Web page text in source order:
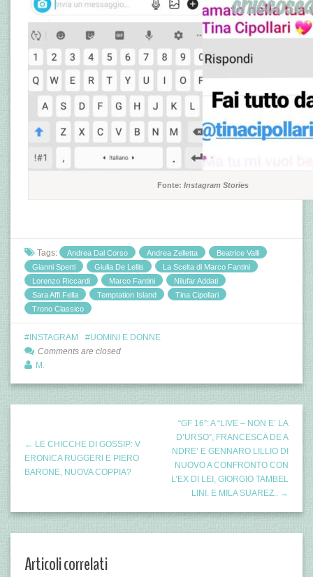
Fonte: Instagram Stories
Tags: Andrea Dal Corso Andrea Zelletta
Beatrice Valli
Gianni Sperti
Giulia De Lellis
La Scelta di Marco Fantini
Lorenzo Riccardi
Marco Fantini
Nilufar Addati
Sara Affi Fella
Temptation Island
Tina Cipollari
Trono Classico
INSTAGRAM
UOMINI E DONNE
Comments are closed
M.
← LE CHICCHE DI GOSSIP: V
ERONICA RUGGERI E PIERO
BARONE, NUOVA COPPIA?
“GF 16”: A “LIVE – NON E’ LA
D’URSO”, FRANCESCA DE A
NDRE’ E GENNARO LILLIO DI
NUOVO A CONFRONTO CON
L’EX DI LEI, GIORGIO TAMBEL
LINI. E MILA SUAREZ.. →
Articoli correlati